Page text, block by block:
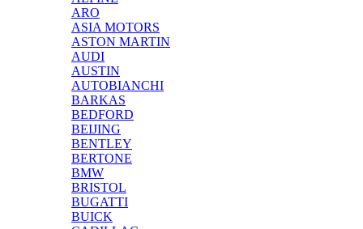
ARO
ASIA MOTORS
ASTON MARTIN
AUDI
AUSTIN
AUTOBIANCHI
BARKAS
BEDFORD
BEIJING
BENTLEY
BERTONE
BMW
BRISTOL
BUGATTI
BUICK